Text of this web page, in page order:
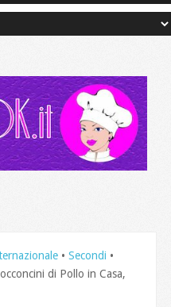
•Secondi •
di Pollo in Casa,